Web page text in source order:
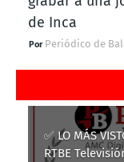
de Inca
Periódico de
✅ LO MÁS
RTBE